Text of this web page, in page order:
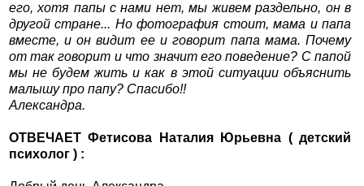
его, хотя папы с нами нет, мы живем раздельно, он в
другой стране... Но фотография стоит, мама и папа
вместе, и он видит ее и говорит папа мама. Почему
от так говорит и что значит его поведение? С папой
мы не будем жить и как в этой ситуации объяснить
малышу про папу? Спасибо!!
Александра.
ОТВЕЧАЕТ Фетисова Наталия Юрьевна ( детский
психолог ) :